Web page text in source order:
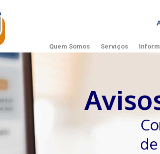
Quem Somos Serviços